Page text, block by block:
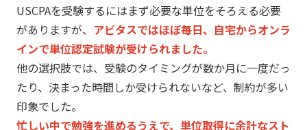
USCPAを受験するにはまず必要な単位をそろえる必要
がありますが、 アビタスではほぼ毎日、 自宅からオンラ
インで単位認定試験が受けられました。
他の選択肢では、受験のタイミングが数か月に一度だっ
たり、 決まった時間しか受けられないなど、制約が多い
印象でした。
忙しい中で勉強を進めるうえで、 単位取得に余計なスト